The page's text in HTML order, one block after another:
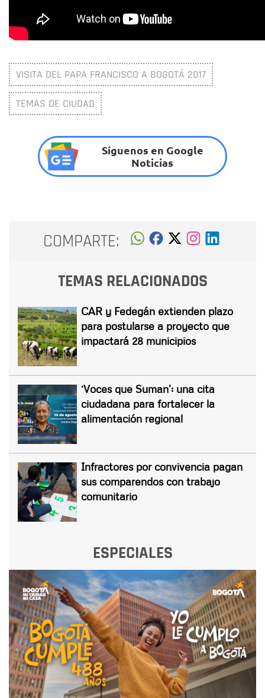
VISITA DEL PAPA FRANCISCO A BOGOTÁ 2017
TEMAS DE CIUDAD
Síguenos en Google
Noticias
COMPARTE:
TEMAS RELACIONADOS
CAR y Fedegán extienden plazo
para postularse a proyecto que
impactará 28 municipios
‘Voces que Suman’: una cita
ciudadana para fortalecer la
alimentación regional
Infractores por convivencia pagan
sus comparendos con trabajo
comunitario
ESPECIALES